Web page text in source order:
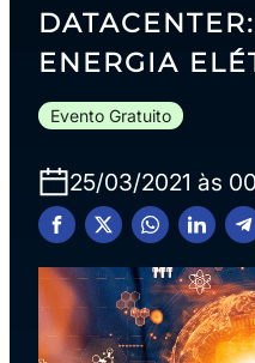
ENERGIA
Evento Gratuito
25/03/2021 às